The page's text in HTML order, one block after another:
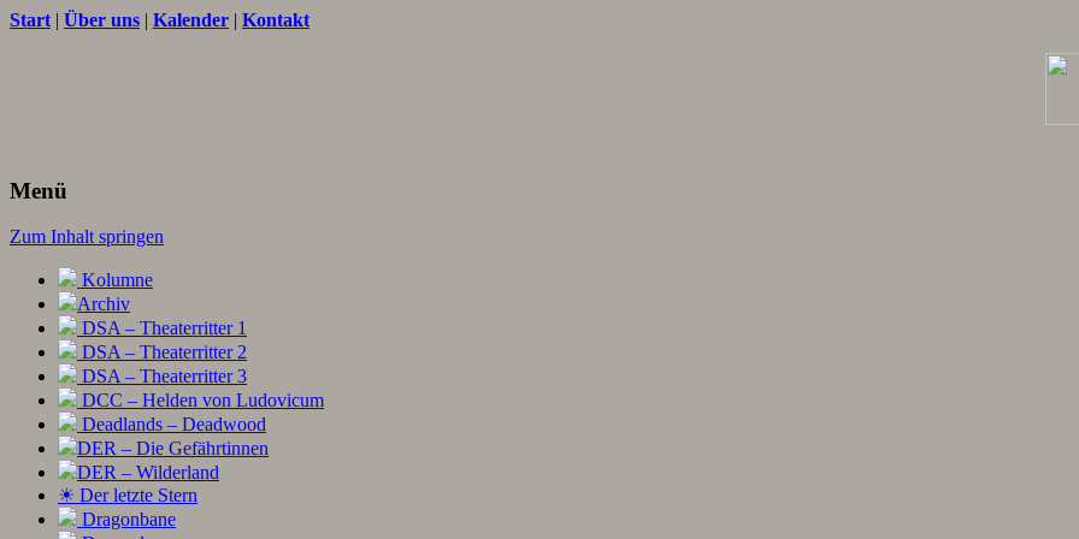
Start | Über uns | Kalender | Kontakt
Menü
Zum Inhalt springen
Kolumne
Archiv
DSA – Theaterritter 1
DSA – Theaterritter 2
DSA – Theaterritter 3
DCC – Helden von Ludovicum
Deadlands – Deadwood
DER – Die Gefährtinnen
DER – Wilderland
☀ Der letzte Stern
Dragonbane